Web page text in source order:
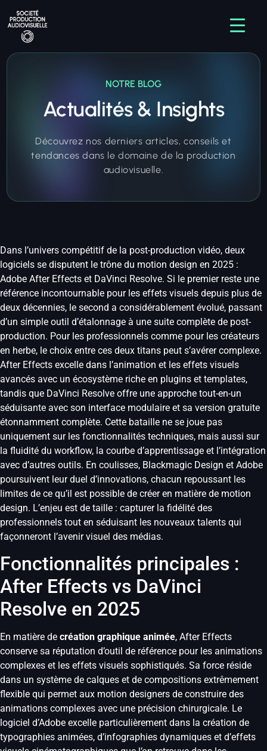
NOTRE BLOG
Actualités & Insights
Découvrez nos derniers articles, conseils et
tendances dans le domaine de la production
audiovisuelle.
Dans l’univers compétitif de la post-production vidéo, deux
logiciels se disputent le trône du motion design en 2025 :
Adobe After Effects et DaVinci Resolve. Si le premier reste une
référence incontournable pour les effets visuels depuis plus de
deux décennies, le second a considérablement évolué, passant
d’un simple outil d’étalonnage à une suite complète de post-
production. Pour les professionnels comme pour les créateurs
en herbe, le choix entre ces deux titans peut s’avérer complexe.
After Effects excelle dans l’animation et les effets visuels
avancés avec un écosystème riche en plugins et templates,
tandis que DaVinci Resolve offre une approche tout-en-un
séduisante avec son interface modulaire et sa version gratuite
étonnamment complète. Cette bataille ne se joue pas
uniquement sur les fonctionnalités techniques, mais aussi sur
la fluidité du workflow, la courbe d’apprentissage et l’intégration
avec d’autres outils. En coulisses, Blackmagic Design et Adobe
poursuivent leur duel d’innovations, chacun repoussant les
limites de ce qu’il est possible de créer en matière de motion
design. L’enjeu est de taille : capturer la fidélité des
professionnels tout en séduisant les nouveaux talents qui
façonneront l’avenir visuel des médias.
Fonctionnalités principales :
After Effects vs DaVinci
Resolve en 2025
En matière de création graphique animée, After Effects
conserve sa réputation d’outil de référence pour les animations
complexes et les effets visuels sophistiqués. Sa force réside
dans un système de calques et de compositions extrêmement
flexible qui permet aux motion designers de construire des
animations complexes avec une précision chirurgicale. Le
logiciel d’Adobe excelle particulièrement dans la création de
typographies animées, d’infographies dynamiques et d’effets